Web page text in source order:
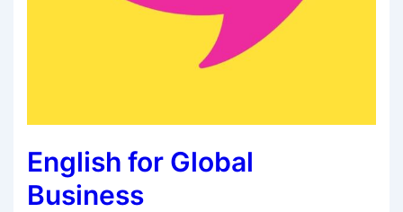
English for Global
Business